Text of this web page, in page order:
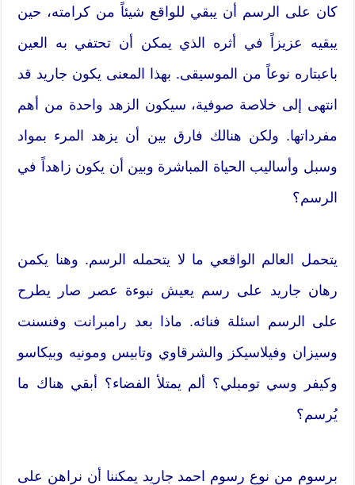
كان على الرسم أن يبقي للواقع شيئاً من كرامته، حين
يبقيه عزيزاً في أثره الذي يمكن أن تحتفي به العين
باعبتاره نوعاً من الموسيقى. بهذا المعنى يكون جاريد قد
انتهى إلى خلاصة صوفية، سيكون الزهد واحدة من أهم
مفرداتها. ولكن هنالك فارق بين أن يزهد المرء بمواد
وسبل وأساليب الحياة المباشرة وبين أن يكون زاهداً في
الرسم؟
يتحمل العالم الواقعي ما لا يتحمله الرسم. وهنا يكمن
رهان جاريد على رسم يعيش نبوءة عصر صار يطرح
على الرسم اسئلة فنائه. ماذا بعد رامبرانت وفنسنت
وسيزان وفيلاسيكز والشرقاوي وتابيس ومونيه وبيكاسو
وكيفر وسي تومبلي؟ ألم يمتلأ الفضاء؟ أبقي هناك ما
يُرسم؟
برسوم من نوع رسوم احمد جاريد يمكننا أن نراهن على